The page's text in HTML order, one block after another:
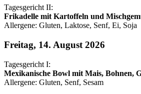
Tagesgericht II:
Frikadelle mit Kartoffeln und
Allergene: Gluten, Laktose, Senf, Ei, Soja
Freitag, 14. August 2026
Tagesgericht I:
Mexikanische Bowl mit Mais, Bohnen,
Allergene: Gluten, Senf, Sesam